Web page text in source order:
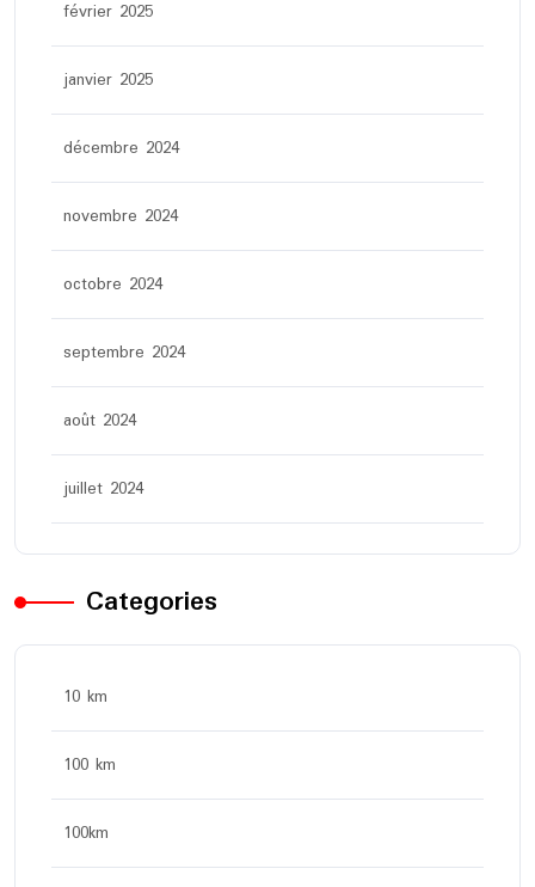
février 2025
janvier 2025
décembre 2024
novembre 2024
octobre 2024
septembre 2024
août 2024
juillet 2024
Categories
10 km
100 km
100km